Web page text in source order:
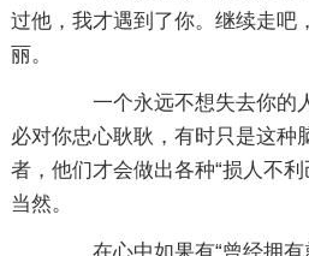
过他，我才遇到了你。继续走吧
丽。
一个永远不想失去你的
必对你忠心耿耿，有时只是这种
者，他们才会做出各种“损人不
当然。